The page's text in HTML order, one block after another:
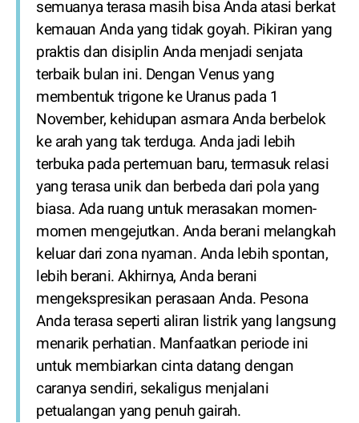
semuanya terasa masih bisa Anda atasi berkat
kemauan Anda yang tidak goyah. Pikiran yang
praktis dan disiplin Anda menjadi senjata
terbaik bulan ini. Dengan Venus yang
membentuk trigone ke Uranus pada 1
November, kehidupan asmara Anda berbelok
ke arah yang tak terduga. Anda jadi lebih
terbuka pada pertemuan baru, termasuk relasi
yang terasa unik dan berbeda dari pola yang
biasa. Ada ruang untuk merasakan momen-
momen mengejutkan. Anda berani melangkah
keluar dari zona nyaman. Anda lebih spontan,
lebih berani. Akhirnya, Anda berani
mengekspresikan perasaan Anda. Pesona
Anda terasa seperti aliran listrik yang langsung
menarik perhatian. Manfaatkan periode ini
untuk membiarkan cinta datang dengan
caranya sendiri, sekaligus menjalani
petualangan yang penuh gairah.